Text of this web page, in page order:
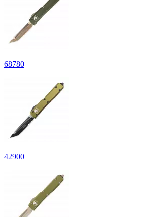
68780
42900